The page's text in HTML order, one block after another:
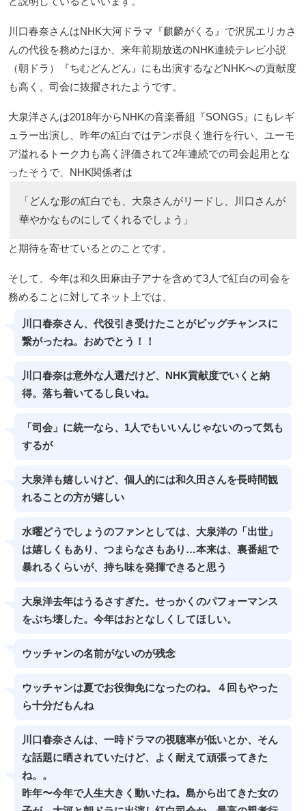
川口春奈さんはNHK大河ドラマ『麒麟がくる』で沢尻エリカさ
んの代役を務めたほか、来年前期放送のNHK連続テレビ小説
（朝ドラ）『ちむどんどん』にも出演するなどNHKへの貢献度
も高く、司会に抜擢されたようです。
大泉洋さんは2018年からNHKの音楽番組『SONGS』にもレギ
ュラー出演し、昨年の紅白ではテンポ良く進行を行い、ユーモ
ア溢れるトーク力も高く評価されて2年連続での司会起用とな
ったそうで、NHK関係者は
「どんな形の紅白でも、大泉さんがリードし、川口さんが
華やかなものにしてくれるでしょう」
と期待を寄せているとのことです。
そして、今年は和久田麻由子アナを含めて3人で紅白の司会を
務めることに対してネット上では、
川口春奈さん、代役引き受けたことがビッグチャンスに
繋がったね。おめでとう！！
川口春奈は意外な人選だけど、NHK貢献度でいくと納
得。落ち着いてるし良いね。
「司会」に統一なら、1人でもいいんじゃないのって気も
するが
大泉洋も嬉しいけど、個人的には和久田さんを長時間観
れることの方が嬉しい
水曜どうでしょうのファンとしては、大泉洋の「出世」
は嬉しくもあり、つまらなさもあり…本来は、裏番組で
暴れるくらいが、持ち味を発揮できると思う
大泉洋去年はうるさすぎた。せっかくのパフォーマンス
をぶち壊した。今年はおとなしくしてほしい。
ウッチャンの名前がないのが残念
ウッチャンは夏でお役御免になったのね。４回もやった
ら十分だもんね
川口春奈さんは、一時ドラマの視聴率が低いとか、そん
な話題に晒されていたけど、よく耐えて頑張ってきた
ね。。
昨年〜今年で人生大きく動いたね。島から出てきた女の